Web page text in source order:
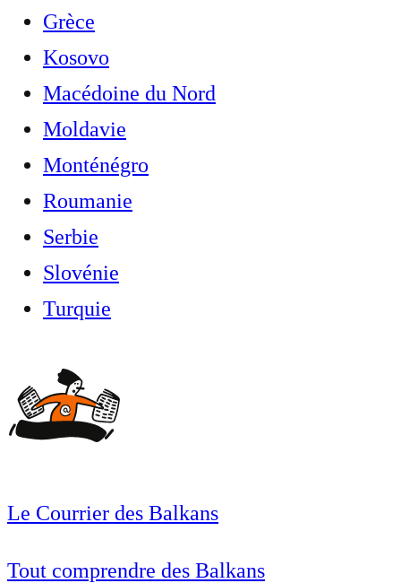
Grèce
Kosovo
Macédoine du Nord
Moldavie
Monténégro
Roumanie
Serbie
Slovénie
Turquie
Le Courrier des Balkans
Tout comprendre des Balkans